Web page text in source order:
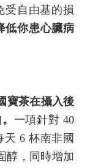
受自由基的損
低你患心臟病
寶茶在攝入後
。 一項針對 40
6 杯南非國
醇，同時增加